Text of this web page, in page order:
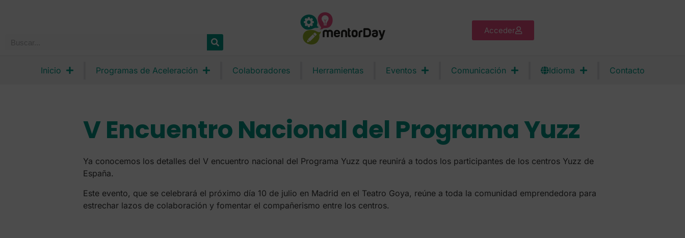
Acceder
Inicio Programas de Aceleración Colaboradores Herramientas Eventos Comunicación Idioma Contacto
V Encuentro Nacional del Programa Yuzz
Ya conocemos los detalles del V encuentro nacional del Programa Yuzz que reunirá a todos los participantes de los centros Yuzz de
España.
Este evento, que se celebrará el próximo día 10 de julio en Madrid en el Teatro Goya, reúne a toda la comunidad emprendedora para
estrechar lazos de colaboración y fomentar el compañerismo entre los centros.